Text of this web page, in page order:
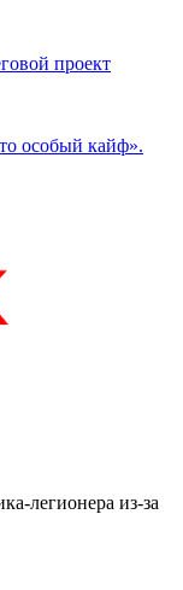
проект
особый кайф».
легионера из-за